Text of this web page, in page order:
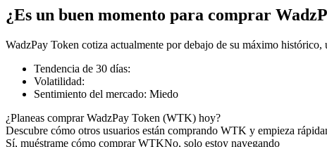
Futuros COIN-M
Futuros de criptomonedas
TradFi
¿Es un buen momento para comprar
WadzPay Token cotiza actualmente por debajo de su máximo
Tendencia de 30 días:
Volatilidad:
Sentimiento del mercado: Miedo
¿Planeas comprar WadzPay Token (WTK) hoy?
Descubre cómo otros usuarios están comprando WTK y empieza
Sí, muéstrame cómo comprar WTKNo, solo estoy navegando